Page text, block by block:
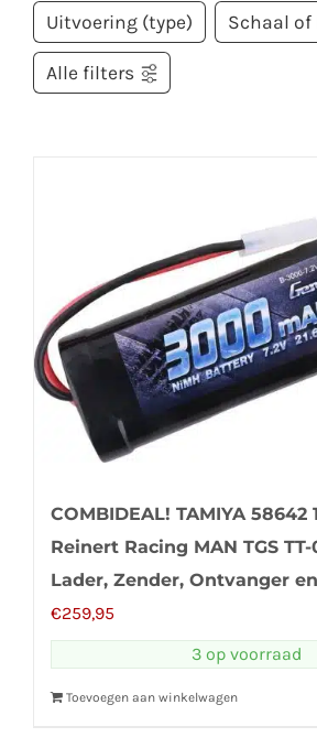
Uitvoering (type) Schaal of
Alle filters
COMBIDEAL! TAMIYA 58642
Reinert Racing MAN TGS
Lader, Zender, Ontvanger
€259,95
3 op voorraad
Toevoegen aan winkelwagen